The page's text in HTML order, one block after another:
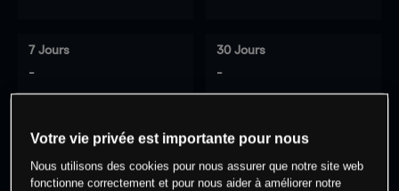
7 Jours
-
30 Jours
-
0 % des clients ont une position à
cet actif
Votre vie privée est importante pour nous
Nous utilisons des cookies pour nous assurer que notre site web
fonctionne correctement et pour nous aider à améliorer notre